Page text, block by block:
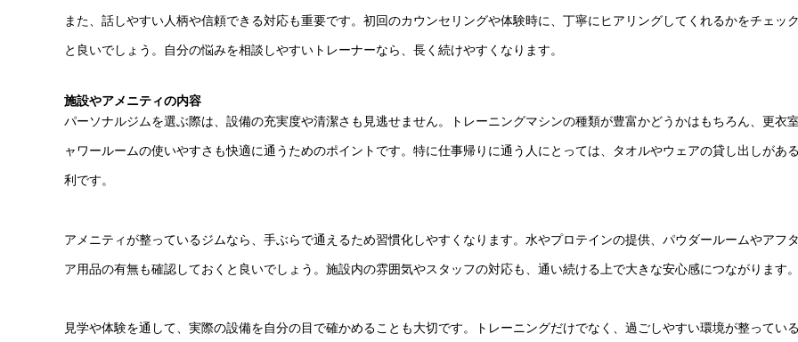
また、話しやすい人柄や信頼できる対応も重要です。初回のカウンセリングや体験時に、丁寧にヒアリングしてくれるかをチェッ
と良いでしょう。自分の悩みを相談しやすいトレーナーなら、長く続けやすくなります。
施設やアメニティの内容
パーソナルジムを選ぶ際は、設備の充実度や清潔さも見逃せません。トレーニングマシンの種類が豊富かどうかはもちろん、更衣
ャワールームの使いやすさも快適に通うためのポイントです。特に仕事帰りに通う人にとっては、タオルやウェアの貸し出しがあ
利です。
アメニティが整っているジムなら、手ぶらで通えるため習慣化しやすくなります。水やプロテインの提供、パウダールームやアフ
ア用品の有無も確認しておくと良いでしょう。施設内の雰囲気やスタッフの対応も、通い続ける上で大きな安心感につながります
見学や体験を通して、実際の設備を自分の目で確かめることも大切です。トレーニングだけでなく、過ごしやすい環境が整ってい